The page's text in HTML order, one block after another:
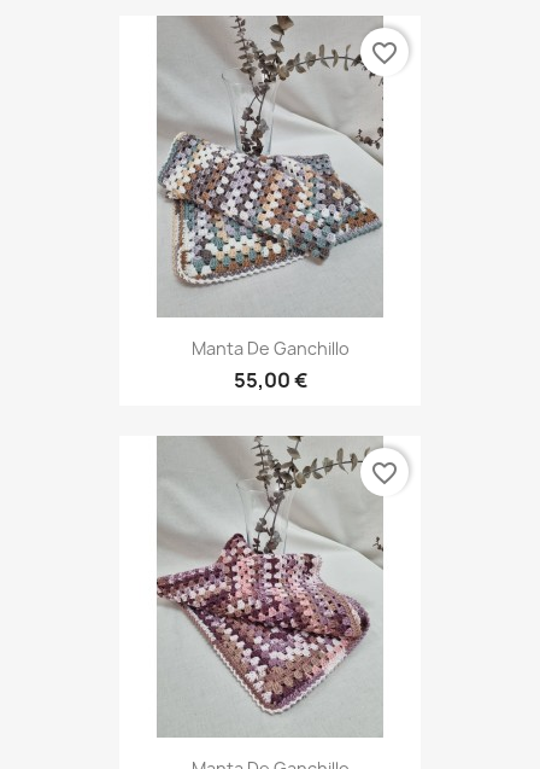
Manta De Ganchillo
55,00 €
favorite_border
favorite_border